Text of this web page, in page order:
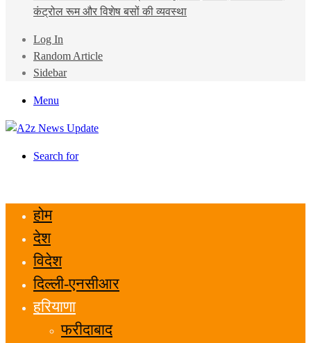
कंट्रोल रूम और विशेष बसों की व्यवस्था
Log In
Random Article
Sidebar
Menu
Search for
होम
देश
विदेश
दिल्ली-एनसीआर
हरियाणा
फरीदाबाद